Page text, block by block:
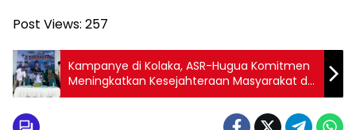
Post Views: 257
Kampanye di Kolaka, ASR-Hugua Komitmen
Meningkatkan Kesejahteraan Masyarakat di
Segala Aspek